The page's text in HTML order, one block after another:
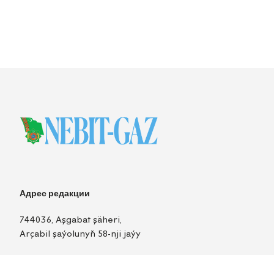
Адрес редакции
744036, Aşgabat şäheri,
Arçabil şaýolunyň 58-nji jaýy